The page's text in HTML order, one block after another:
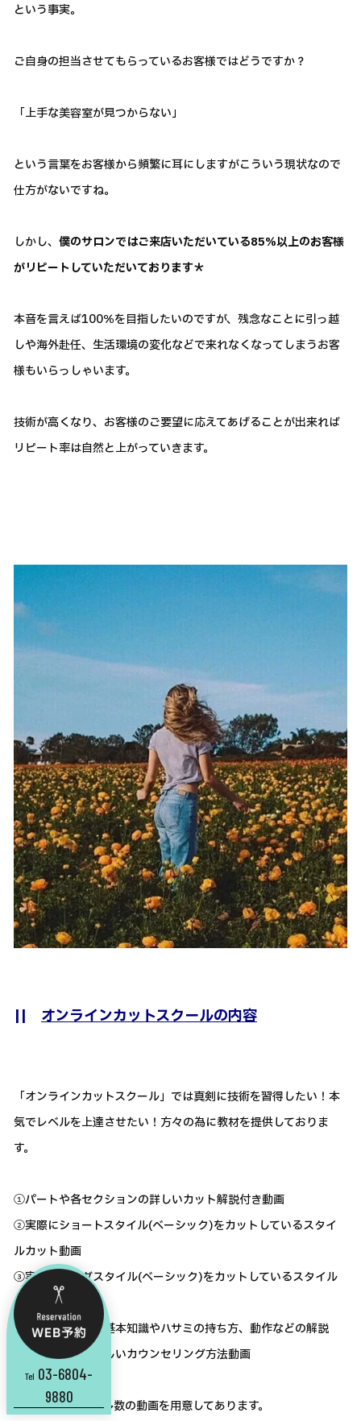
という事実。
ご自身の担当させてもらっているお客様ではどうですか？
「上手な美容室が見つからない」
という言葉をお客様から頻繁に耳にしますがこういう現状なので
仕方がないですね。
しかし、 僕のサロンではご来店いただいている85％以上のお客様
がリピートしていただいております＊
本音を言えば100％を目指したいのですが、残念なことに引っ越
しや海外赴任、生活環境の変化などで来れなくなってしまうお客
様もいらっしゃいます。
技術が高くなり、お客様のご要望に応えてあげることが出来れば
リピート率は自然と上がっていきます。
|| オンラインカットスクールの内容
「オンラインカットスクール」では真剣に技術を習得したい！本
気でレベルを上達させたい！方々の為に教材を提供しておりま
す。
①パートや各セクションの詳しいカット解説付き動画
②実際にショートスタイル(ベーシック)をカットしているスタイ
ルカット動画
③実際にロングスタイル(ベーシック)をカットしているスタイル
カット動画
④Luciroカットの基本知識やハサミの持ち方、動作などの解説
⑤売上が上がる正しいカウンセリング方法動画
など、教材として多数の動画を用意してあります。
Tel 03-6804-
9880